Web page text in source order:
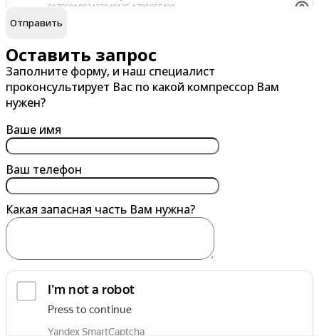
В
Великий Новгород
Владивосток
Владикавказ
Волгоград
Волгодонск
Волжский
Вологда
Воскресенск
Воткинск
Выборг
Глазов
Горно-Алтайск
Губкин
Оставить запрос
Заполните форму, и наш специалист
проконсультирует Вас по какой компрессор Вам
нужен?
Ваше имя
Ваш телефон
Какая запасная часть Вам нужна?
Я согласен наобработку персональных данных